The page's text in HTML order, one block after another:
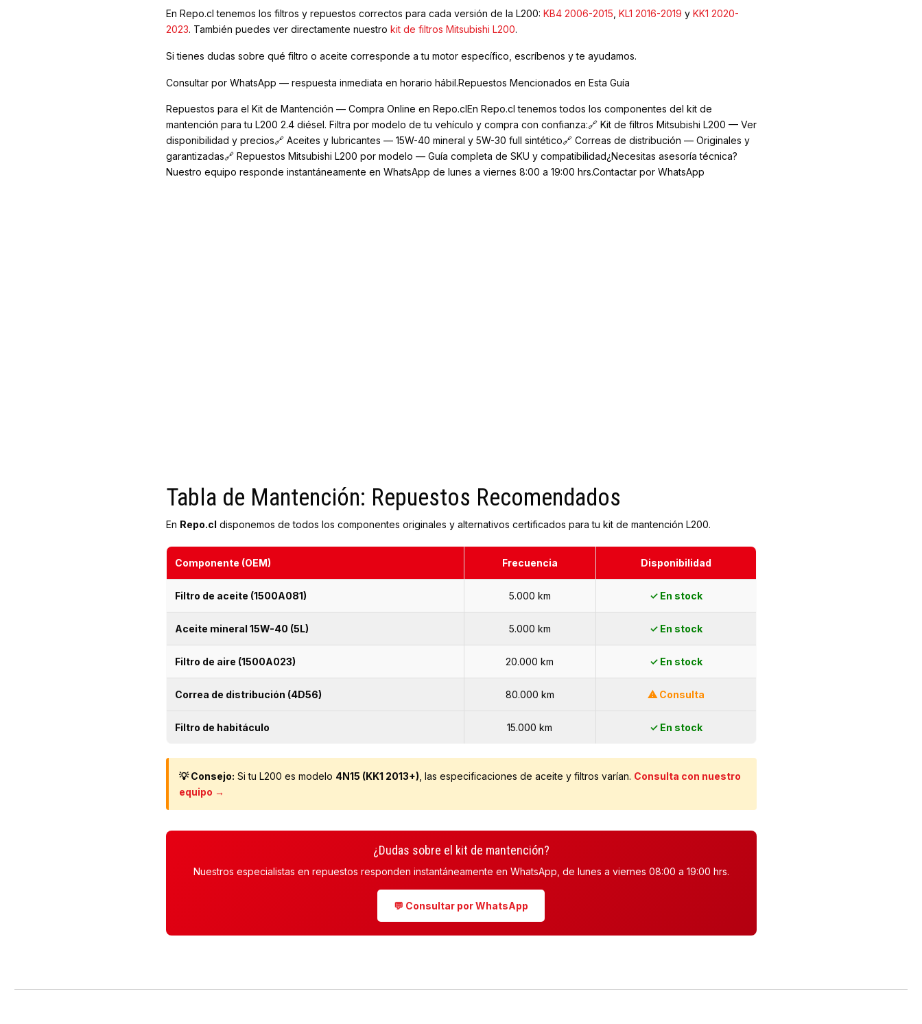
En Repo.cl tenemos los filtros y repuestos correctos para cada versión de la L200: KB4 2006-2015 KL1 2016-2019 y KK1 2020-
2023. También puedes ver directamente nuestro kit de filtros Mitsubishi L200.
Si tienes dudas sobre qué filtro o aceite corresponde a tu motor específico, escríbenos y te ayudamos.
Consultar por WhatsApp — respuesta inmediata en horario hábil.Repuestos Mencionados en Esta Guía
Repuestos para el Kit de Mantención — Compra Online en Repo.clEn Repo.cl tenemos todos los componentes del kit de
mantención para tu L200 2.4 diésel. Filtra por modelo de tu vehículo y compra con confianza:🔗 Kit de filtros Mitsubishi L200 — Ver
disponibilidad y precios🔗 Aceites y lubricantes — 15W-40 mineral y 5W-30 full sintético🔗 Correas de distribución — Originales y
garantizadas🔗 Repuestos Mitsubishi L200 por modelo — Guía completa de SKU y compatibilidad¿Necesitas asesoría técnica?
Nuestro equipo responde instantáneamente en WhatsApp de lunes a viernes 8:00 a 19:00 hrs.Contactar por WhatsApp
Tabla de Mantención: Repuestos Recomendados
En Repo.cl disponemos de todos los componentes originales y alternativos certificados para tu kit de mantención L200.
Componente (OEM) Frecuencia Disponibilidad
Filtro de aceite (1500A081) 5.000 km ✓ En stock
Aceite mineral 15W-40 (5L) 5.000 km ✓ En stock
Filtro de aire (1500A023) 20.000 km ✓ En stock
Correa de distribución (4D56) 80.000 km ⚠ Consulta
Filtro de habitáculo 15.000 km ✓ En stock
💡 Consejo: Si tu L200 es modelo 4N15 (KK1 2013+) , las especificaciones de aceite y filtros varían. Consulta con nuestro
equipo →
¿Dudas sobre el kit de mantención?
Nuestros especialistas en repuestos responden instantáneamente en WhatsApp, de lunes a viernes 08:00 a 19:00 hrs.
💬 Consultar por WhatsApp